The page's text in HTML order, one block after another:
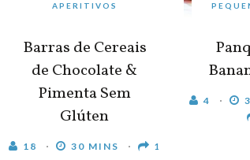
APERITIVOS
Barras de Cereais
de Chocolate &
Pimenta Sem
Glúten
18 30 MINS 1
4